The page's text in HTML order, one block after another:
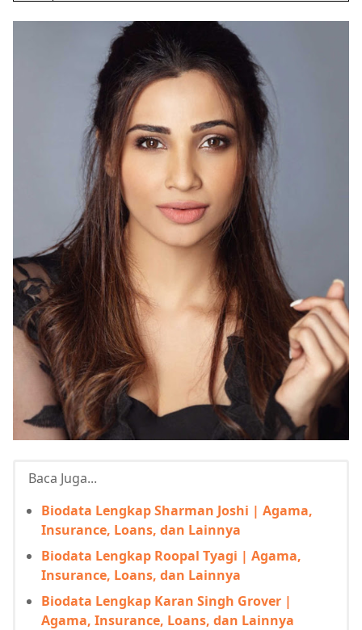
Baca Juga...
Biodata Lengkap Sharman Joshi | Agama,
Insurance, Loans, dan Lainnya
Biodata Lengkap Roopal Tyagi | Agama,
Insurance, Loans, dan Lainnya
Biodata Lengkap Karan Singh Grover |
Agama, Insurance, Loans, dan Lainnya